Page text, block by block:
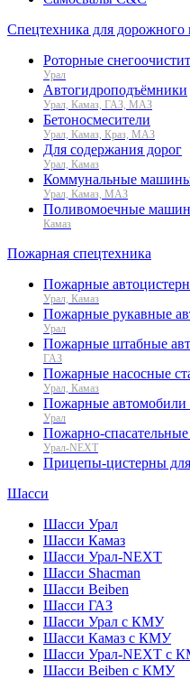
Спецтехника для дорожного
Роторные
Урал
Автогидроподъёмники
Урал, Камаз, ГАЗ, МАЗ
Бетоносмесители
Урал, Камаз, Краз, МАЗ
Для содержания дорог
Урал, Камаз
Коммунальные
Урал, Камаз, МАЗ
Поливомоечные
Камаз
Пожарная спецтехника
Пожарные
Урал, Камаз
Пожарные рукавные
Урал
Пожарные штабные
ГАЗ
Пожарные насосные
Урал, Камаз
Пожарные автомобили
Урал
Пожарно-
Урал-NEXT
Прицепы-цистерны для
Шасси
Шасси Урал
Шасси Камаз
Шасси Урал-NEXT
Шасси Shacman
Шасси Beiben
Шасси ГАЗ
Шасси Урал с КМУ
Шасси Камаз с КМУ
Шасси Урал-NEXT с
Шасси Beiben с КМУ